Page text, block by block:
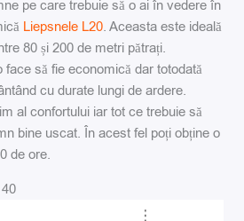
pe care trebuie să o ai în vedere în
Liepsnele L20. Aceasta este ideală
80 și 200 de metri pătrați.
să fie economică dar totodată
cu durate lungi de ardere.
al confortului iar tot ce trebuie să
bine uscat. În acest fel poți obține o
de ore.